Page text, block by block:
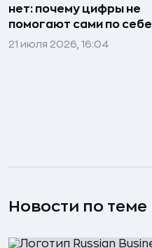
нет: почему цифры не
помогают сами по себе
21 июля 2026, 16:04
Новости по теме